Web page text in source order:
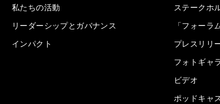
私たちの活動
リーダーシップとガバナンス
インパクト
ステークホ
「フォーラ
プレスリリ
フォトギャ
ビデオ
ポッドキャ